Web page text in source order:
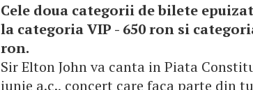
Cele doua categorii de bilete
la categoria VIP - 650 ron si
ron.
Sir Elton John va canta in Piata
iunie a.c., concert care faca parte din